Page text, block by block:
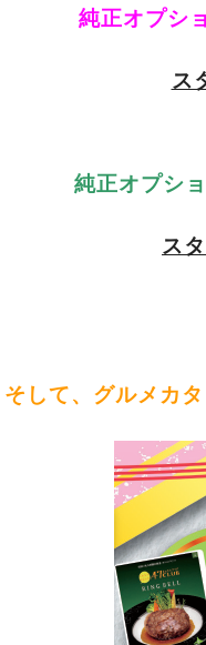
純正オプシ
ス
純正オプシ
ス
そして、グルメカ